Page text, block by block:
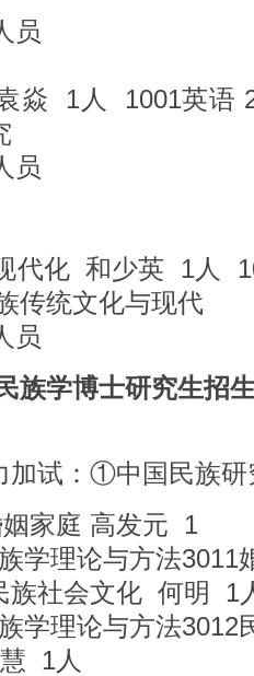
员
焱 1人 1001英语
员
代化 和少英 1人
传统文化与现代
员
族学博士研究生招
加试：①中国民族
家庭 高发元 1
学理论与方法
族社会文化 何明 1
学理论与方法3012
1人